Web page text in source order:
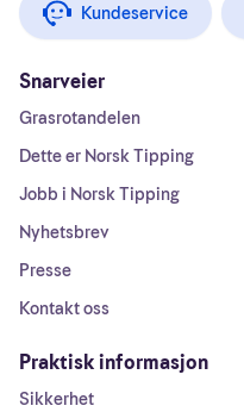
Kundeservice
Snarveier
Grasrotandelen
Dette er Norsk Tipping
Jobb i Norsk Tipping
Nyhetsbrev
Presse
Kontakt oss
Praktisk informasjon
Sikkerhet